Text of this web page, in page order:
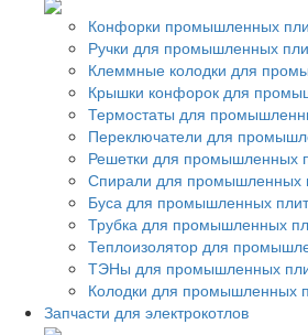
Конфорки промышленных
Ручки для промышленных
Клеммные колодки для
Крышки конфорок для
Термостаты для
Переключатели для
Решетки для промышленных
Спирали для промышленных
Буса для промышленных плит
Трубка для промышленных
Теплоизолятор для
ТЭНы для промышленных
Колодки для промышленных
Запчасти для электрокотлов